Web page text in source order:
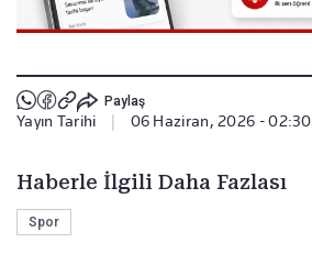
Paylaş
Yayın Tarihi 06 Haziran, 2026 - 02:30
Haberle İlgili Daha Fazlası
Spor